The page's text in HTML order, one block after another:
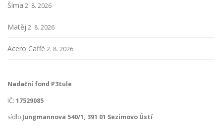
Šíma 2. 8. 2026
Matěj 2. 8. 2026
Acero Caffé 2. 8. 2026
Nadační fond P3tule
IČ: 17529085
sídlo Jungmannova 540/1, 391 01 Sezimovo Ústí